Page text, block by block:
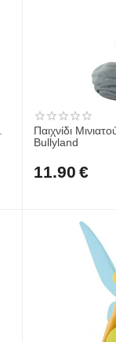
Παιχνίδι
Bullyland
11.90 €